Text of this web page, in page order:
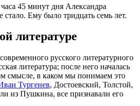
45 минут дня Александра
Ему было тридцать семь лет.
литературе
русского литературного
литература; после него началась
смысле, в каком мы понимаем это
Тургенев, Достоевский, Толстой,
из Пушкина, все признавали его